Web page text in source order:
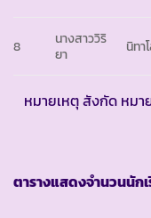
8
นางสาววิริ
ยา
นิทา
หมายเหตุ สังกัด หมา
ตารางแสดงจำนวนนัก